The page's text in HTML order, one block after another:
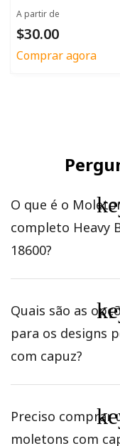
A partir de
$30.00
Comprar agora
O que é o
completo Heavy
18600?
Quais são as
para os designs
com capuz?
Preciso comprar
moletons com